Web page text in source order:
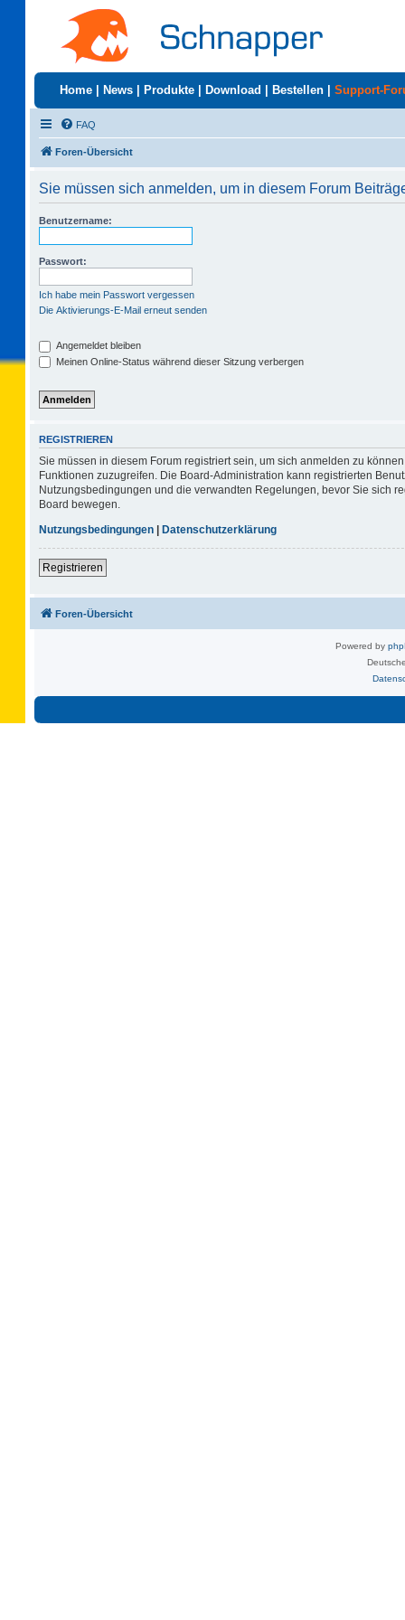
Home News Produkte Download Bestellen Support-
FAQ
Foren-Übersicht
Sie müssen sich anmelden, um in diesem Forum
Benutzername:
Passwort:
Ich habe mein Passwort vergessen
Die Aktivierungs-E-Mail erneut senden
Angemeldet bleiben
Meinen Online-Status während dieser Sitzung verbergen
REGISTRIEREN
Sie müssen in diesem Forum registriert sein, um sich anmelden zu
Funktionen zuzugreifen. Die Board-Administration kann registrierten
Nutzungsbedingungen und die verwandten Regelungen, bevor Sie sich
Board bewegen.
Nutzungsbedingungen | Datenschutzerklärung
Registrieren
Foren-Übersicht
Powered by